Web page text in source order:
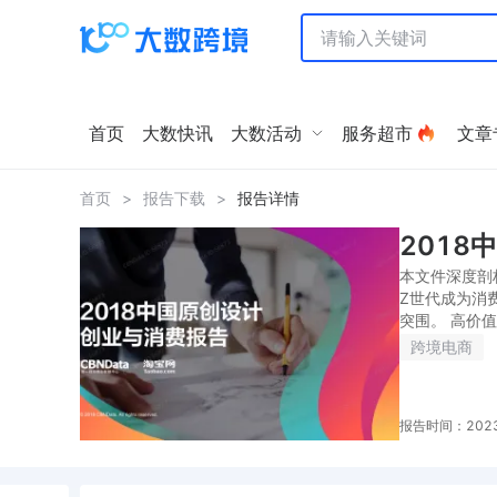
首页 大数快讯 大数活动 服务超市 文章
首页 > 报告下载 > 报告详情
2018中
本文件深度
Z世代成为消
突围。 高价
跨境电商
报告时间：